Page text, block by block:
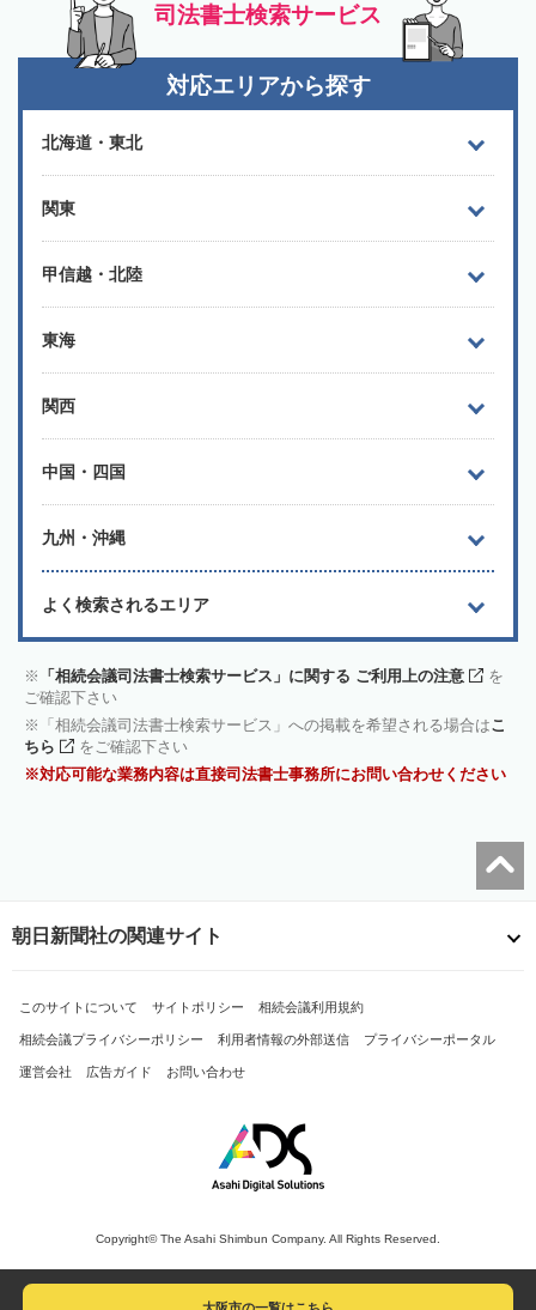
司法書士検索サービス
対応エリアから探す
北海道・東北
関東
甲信越・北陸
東海
関西
中国・四国
九州・沖縄
よく検索されるエリア
「相続会議司法書士検索サービス」に関する ご利用上の注意
を
ご確認下さい
「相続会議司法書士検索サービス」への掲載を希望される場合はこ
ちら
をご確認下さい
対応可能な業務内容は直接司法書士事務所にお問い合わせください
朝日新聞社の関連サイト
このサイトについて サイトポリシー 相続会議利用規約
相続会議プライバシーポリシー 利用者情報の外部送信 プライバシーポータル
運営会社 広告ガイド お問い合わせ
Copyright© The Asahi Shimbun Company. All Rights Reserved.